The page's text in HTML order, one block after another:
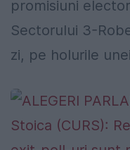
promisiuni
Sectorului 3-
zi, pe holurile